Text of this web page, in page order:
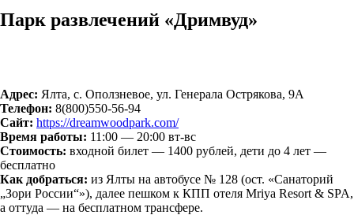
Парк развлечений «Дримвуд»
Адрес: Ялта, с. Оползневое, ул. Генерала Острякова, 9А
Телефон: 8(800)550-56-94
Сайт: https://dreamwoodpark.com/
Время работы: 11:00 — 20:00 вт-вс
Стоимость: входной билет — 1400 рублей, дети до 4 лет —
бесплатно
Как добраться: из Ялты на автобусе № 128 (ост. «Санаторий
„Зори России“»), далее пешком к КПП отеля Mriya Resort & SPA,
а оттуда — на бесплатном трансфере.